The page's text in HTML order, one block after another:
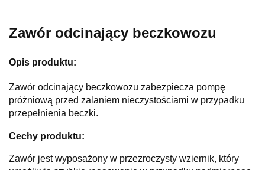
Zawór odcinający beczkowozu
Opis produktu:
Zawór odcinający beczkowozu zabezpiecza pompę
próżniową przed zalaniem nieczystościami w przypadku
przepełnienia beczki.
Cechy produktu:
Zawór jest wyposażony w przezroczysty wziernik, który